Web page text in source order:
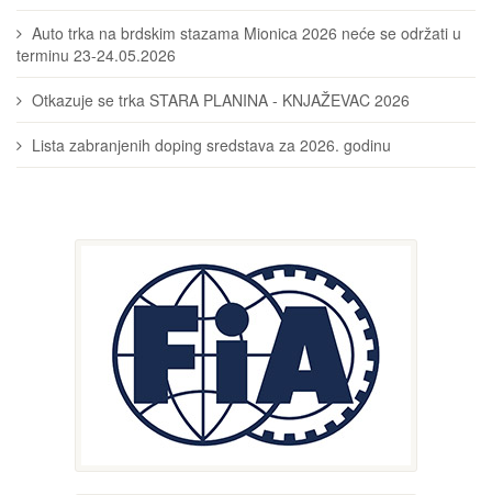
Auto trka na brdskim stazama Mionica 2026 neće se održati u
terminu 23-24.05.2026
Otkazuje se trka STARA PLANINA - KNJAŽEVAC 2026
Lista zabranjenih doping sredstava za 2026. godinu